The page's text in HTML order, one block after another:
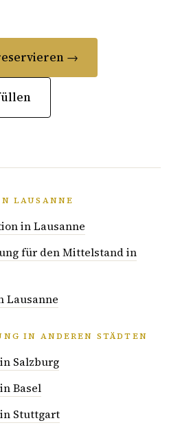
→
LAUSANNE
in Lausanne
für den Mittelstand in
Lausanne
IN ANDEREN STÄDTEN
Salzburg
Basel
Stuttgart